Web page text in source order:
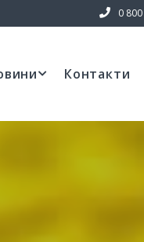
0
Контакти